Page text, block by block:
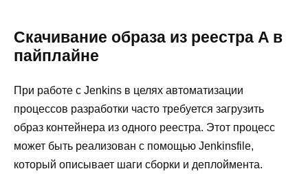
Скачивание образа из реестра A в
пайплайне
При работе с Jenkins в целях автоматизации
процессов разработки часто требуется загрузить
образ контейнера из одного реестра. Этот процесс
может быть реализован с помощью Jenkinsfile,
который описывает шаги сборки и деплоймента.